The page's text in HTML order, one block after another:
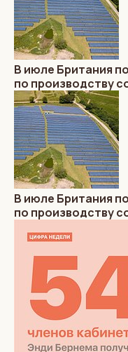
В июле Британия
по производству
В июле Британия
по производству